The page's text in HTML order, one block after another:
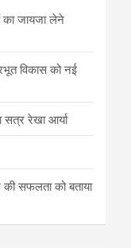
का जायजा लेने
विकास को नई
सत्र रेखा आर्या
सफलता को बताया